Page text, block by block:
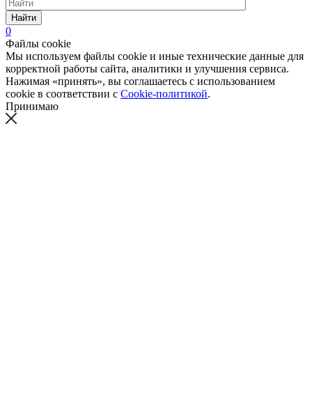
Найти
0
Файлы cookie
Мы используем файлы cookie и иные технические данные для
корректной работы сайта, аналитики и улучшения сервиса.
Нажимая «принять», вы соглашаетесь с использованием
cookie в соответствии с Cookie-политикой.
Принимаю